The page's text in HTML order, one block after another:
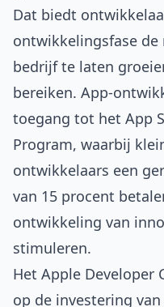
Dat biedt
ontwikkelingsfase
bedrijf te laten
bereiken. App-
toegang tot het App
Program, waarbij
ontwikkelaars een
van 15 procent
ontwikkeling van
stimuleren.
Het Apple Developer
op de investering